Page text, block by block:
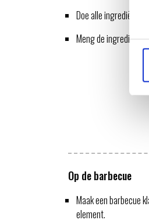
Doe alle ingrediënten
Meng de
Op de barbecue
Maak een barbecue
element.